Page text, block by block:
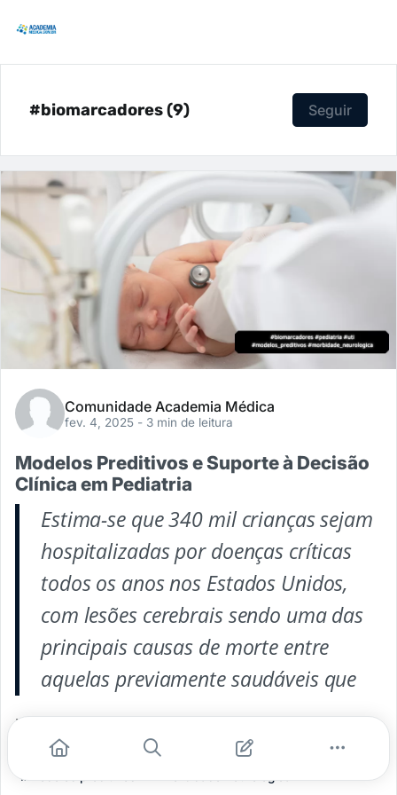
#biomarcadores (9) Seguir
Comunidade Academia Médica
fev. 4, 2025 - 3 min de leitura
Modelos Preditivos e Suporte à Decisão
Clínica em Pediatria
Estima-se que 340 mil crianças sejam
hospitalizadas por doenças críticas
todos os anos nos Estados Unidos,
com lesões cerebrais sendo uma das
principais causas de morte entre
aquelas previamente saudáveis que
...
#pediatria #prontuario eletronico
#biomarcadores
#modelos preditivos